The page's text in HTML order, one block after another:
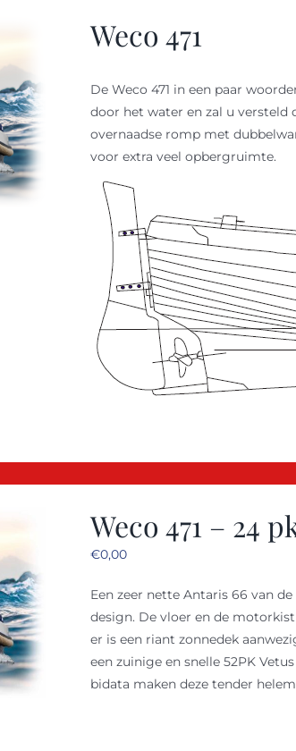
Weco 471
De Weco 471 in een paar
door het water en zal u versteld
overnaadse romp met
voor extra veel opbergruimte.
Weco 471 – 24
€0,00
Een zeer nette Antaris 66 van
design. De vloer en de
er is een riant zonnedek
een zuinige en snelle 52PK
bidata maken deze tender